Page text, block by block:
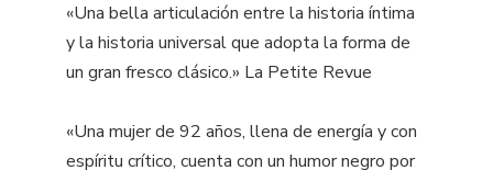
«Una bella articulación entre la historia íntima
y la historia universal que adopta la forma de
un gran fresco clásico.» La Petite Revue
«Una mujer de 92 años, llena de energía y con
espíritu crítico, cuenta con un humor negro por